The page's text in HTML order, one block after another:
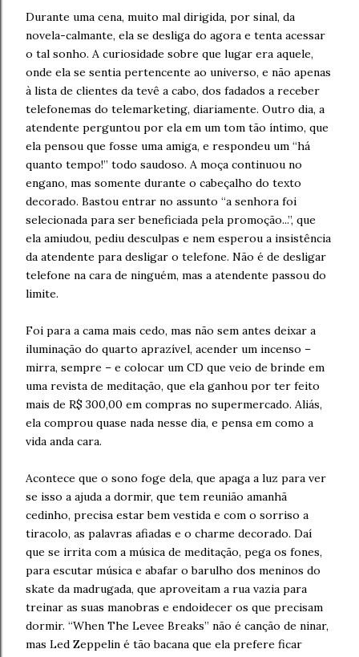
Durante uma cena, muito mal dirigida, por sinal, da
novela-calmante, ela se desliga do agora e tenta acessar
o tal sonho. A curiosidade sobre que lugar era aquele,
onde ela se sentia pertencente ao universo, e não apenas
à lista de clientes da tevê a cabo, dos fadados a receber
telefonemas do telemarketing, diariamente. Outro dia, a
atendente perguntou por ela em um tom tão íntimo, que
ela pensou que fosse uma amiga, e respondeu um “há
quanto tempo!” todo saudoso. A moça continuou no
engano, mas somente durante o cabeçalho do texto
decorado. Bastou entrar no assunto “a senhora foi
selecionada para ser beneficiada pela promoção...”, que
ela amiudou, pediu desculpas e nem esperou a insistência
da atendente para desligar o telefone. Não é de desligar
telefone na cara de ninguém, mas a atendente passou do
limite.
Foi para a cama mais cedo, mas não sem antes deixar a
iluminação do quarto aprazível, acender um incenso –
mirra, sempre – e colocar um CD que veio de brinde em
uma revista de meditação, que ela ganhou por ter feito
mais de R$ 300,00 em compras no supermercado. Aliás,
ela comprou quase nada nesse dia, e pensa em como a
vida anda cara.
Acontece que o sono foge dela, que apaga a luz para ver
se isso a ajuda a dormir, que tem reunião amanhã
cedinho, precisa estar bem vestida e com o sorriso a
tiracolo, as palavras afiadas e o charme decorado. Daí
que se irrita com a música de meditação, pega os fones,
para escutar música e abafar o barulho dos meninos do
skate da madrugada, que aproveitam a rua vazia para
treinar as suas manobras e endoidecer os que precisam
dormir. “When The Levee Breaks” não é canção de ninar,
mas Led Zeppelin é tão bacana que ela prefere ficar